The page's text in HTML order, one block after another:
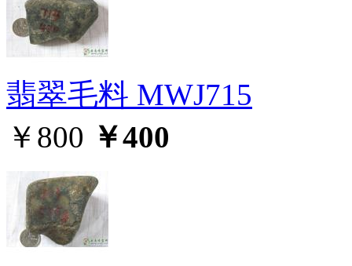
翡翠毛料 MWJ715
￥800 ￥400